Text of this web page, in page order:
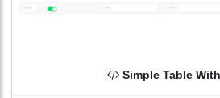
Simple Table